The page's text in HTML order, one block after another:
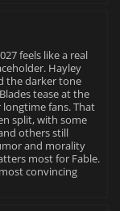
feels like a real
Hayley
the darker tone
tease at the
fans. That
split, with some
others still
and morality
most for Fable.
convincing